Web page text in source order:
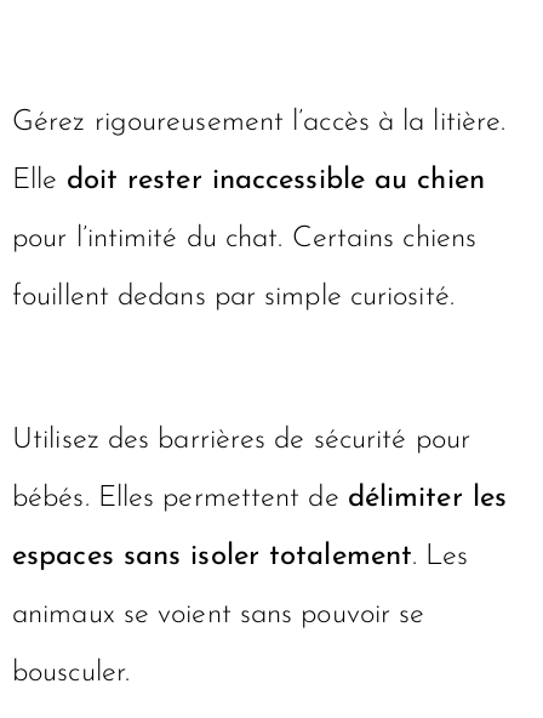
Gérez rigoureusement l’accès à la litière.
Elle doit rester inaccessible au chien
pour l’intimité du chat. Certains chiens
fouillent dedans par simple curiosité.
Utilisez des barrières de sécurité pour
bébés. Elles permettent de délimiter les
espaces sans isoler totalement. Les
animaux se voient sans pouvoir se
bousculer.